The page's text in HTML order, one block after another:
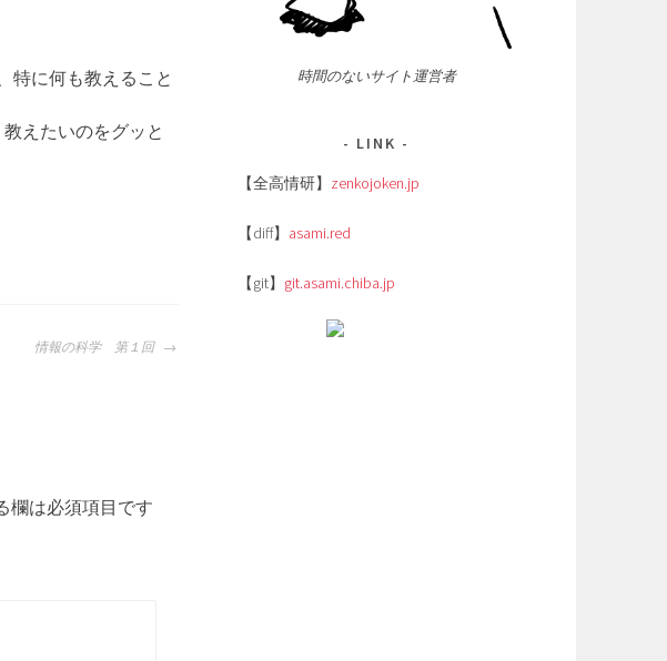
特に何も教えること
えたいのをグッと
情報の科学 第１回
欄は必須項目です
時間のないサイト運営者
LINK
【全高情研】 zenkojoken.jp
【diff】 asami.red
【git】 git.asami.chiba.jp